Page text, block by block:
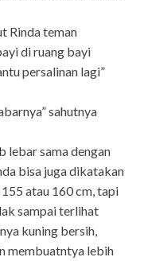
Rinda teman
di ruang bayi
persalinan lagi”
sahutnya
lebar sama dengan
bisa juga dikatakan
atau 160 cm, tapi
sampai terlihat
kuning bersih,
membuatntya lebih